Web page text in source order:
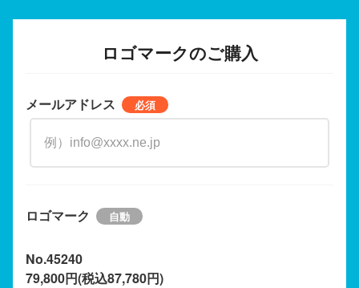
ロゴマークのご購入
メールアドレス
ロゴマーク
No.45240
79,800円(税込87,780円)